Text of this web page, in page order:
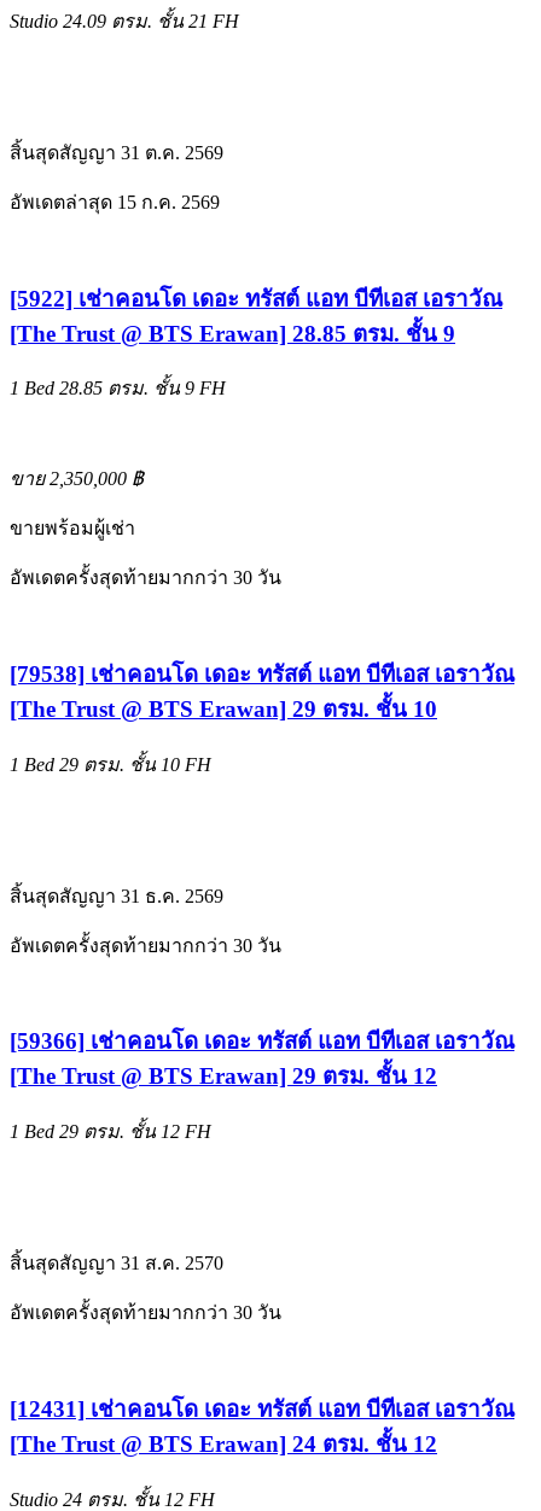
Studio 24.09 ตรม. ชั้น 21 FH
สิ้นสุดสัญญา 31 ต.ค. 2569
อัพเดตล่าสุด 15 ก.ค. 2569
[5922] เช่าคอนโด เดอะ ทรัสต์ แอท บีทีเอส เอราวัณ
[The Trust @ BTS Erawan] 28.85 ตรม. ชั้น 9
1 Bed 28.85 ตรม. ชั้น 9 FH
ขาย 2,350,000 ฿
ขายพร้อมผู้เช่า
อัพเดตครั้งสุดท้ายมากกว่า 30 วัน
[79538] เช่าคอนโด เดอะ ทรัสต์ แอท บีทีเอส เอราวัณ
[The Trust @ BTS Erawan] 29 ตรม. ชั้น 10
1 Bed 29 ตรม. ชั้น 10 FH
สิ้นสุดสัญญา 31 ธ.ค. 2569
อัพเดตครั้งสุดท้ายมากกว่า 30 วัน
[59366] เช่าคอนโด เดอะ ทรัสต์ แอท บีทีเอส เอราวัณ
[The Trust @ BTS Erawan] 29 ตรม. ชั้น 12
1 Bed 29 ตรม. ชั้น 12 FH
สิ้นสุดสัญญา 31 ส.ค. 2570
อัพเดตครั้งสุดท้ายมากกว่า 30 วัน
[12431] เช่าคอนโด เดอะ ทรัสต์ แอท บีทีเอส เอราวัณ
[The Trust @ BTS Erawan] 24 ตรม. ชั้น 12
Studio 24 ตรม. ชั้น 12 FH